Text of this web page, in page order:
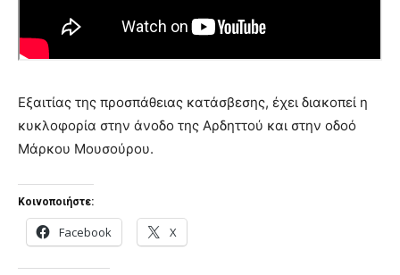
Εξαιτίας της προσπάθειας κατάσβεσης, έχει διακοπεί η
κυκλοφορία στην άνοδο της Αρδηττού και στην οδοό
Μάρκου Μουσούρου.
Κοινοποιήστε:
Facebook X